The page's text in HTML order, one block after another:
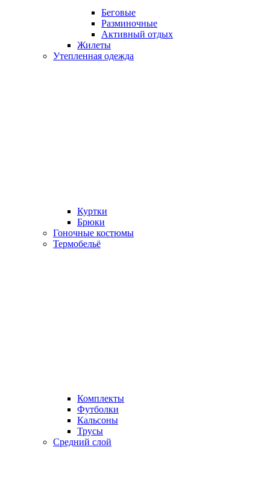
Беговые
Разминочные
Активный отдых
Жилеты
Утепленная одежда
Куртки
Брюки
Гоночные костюмы
Термобельё
Комплекты
Футболки
Кальсоны
Трусы
Средний слой